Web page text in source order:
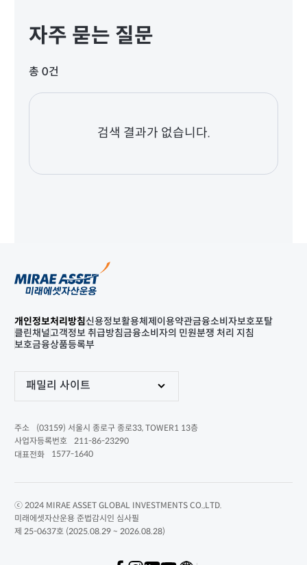
자주 묻는 질문
총 0건
검색 결과가 없습니다.
개인정보처리방침신용정보활용체제 이용약관금융소비자보호포탈
클린채널고객정보 취급방침금융소비자의 민원분쟁 처리 지침
보호금융상품등록부
패밀리 사이트
주소
(03159) 서울시 종로구 종로33, TOWER1 13층
사업자등록번호
211-86-23290
대표전화
1577-1640
ⓒ 2024 MIRAE ASSET GLOBAL INVESTMENTS CO.,LTD.
미래에셋자산운용 준법감시인 심사필
제 25-0637호 (2025.08.29 ~ 2026.08.28)